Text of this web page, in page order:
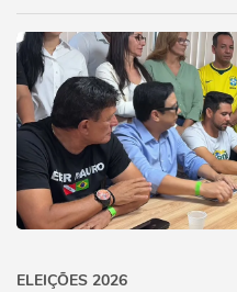
ELEIÇÕES 2026